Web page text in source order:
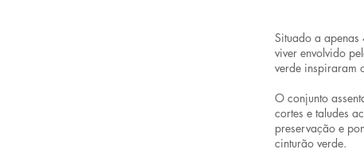
Situado a
viver envolvido
verde inspiraram
O conjunto
cortes e taludes
preservação e
cinturão verde.